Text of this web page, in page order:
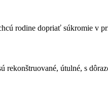
rodine dopriať súkromie v
rekonštruované, útulné, s